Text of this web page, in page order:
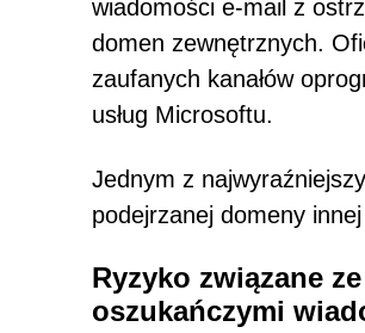
wiadomości e-mail z
domen zewnętrznych.
zaufanych kanałów
usług Microsoftu.
Jednym z
podejrzanej domeny
Ryzyko związane
oszukańczymi